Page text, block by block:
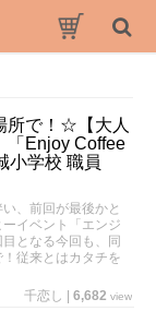
所で！☆【大人
「Enjoy Coffee
小学校 職員
、前回が最後かと
イベント「エンジ
となる今回も、同
従来とはカタチを
千恋し
6,682 view